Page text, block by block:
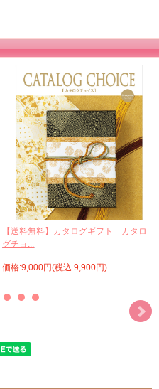
【送料無料】カタログギフト カタロ
グチョ...
価格:9,000円(税込 9,900円)